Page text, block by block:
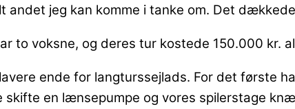
andet jeg kan komme i tanke om. Det
to voksne, og deres tur kostede 150.000 kr.
ende for langturssejlads. For det første
en lænsepumpe og vores spilerstage